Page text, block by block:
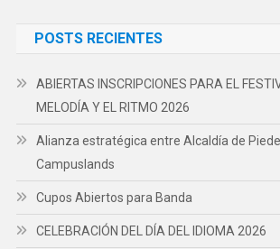
POSTS RECIENTES
ABIERTAS INSCRIPCIONES PARA EL
MELODÍA Y EL RITMO 2026
Alianza estratégica entre Alcaldía de
Campuslands
Cupos Abiertos para Banda
CELEBRACIÓN DEL DÍA DEL IDIOMA 2026